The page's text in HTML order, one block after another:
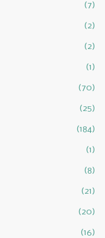
(7)
(2)
(2)
(1)
(70)
(25)
(184)
(1)
(8)
(21)
(20)
(16)